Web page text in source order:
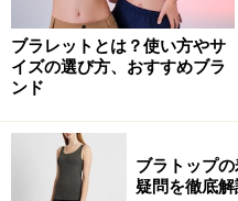
ブラレットとは？使い方やサ
イズの選び方、おすすめブラ
ンド
ブラトップ
疑問を徹底解